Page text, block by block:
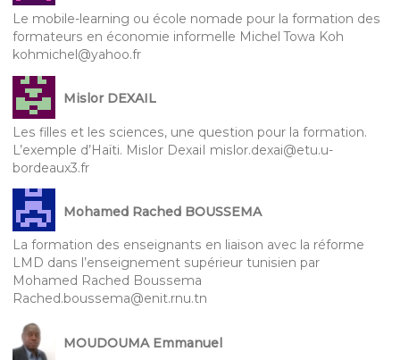
Le mobile-learning ou école nomade pour la formation des
formateurs en économie informelle Michel Towa Koh
kohmichel@yahoo.fr
Mislor DEXAIL
Les filles et les sciences, une question pour la formation.
L’exemple d’Haïti. Mislor DexaiI mislor.dexai@etu.u-
bordeaux3.fr
Mohamed Rached BOUSSEMA
La formation des enseignants en liaison avec la réforme
LMD dans l’enseignement supérieur tunisien par
Mohamed Rached Boussema
Rached.boussema@enit.rnu.tn
MOUDOUMA Emmanuel